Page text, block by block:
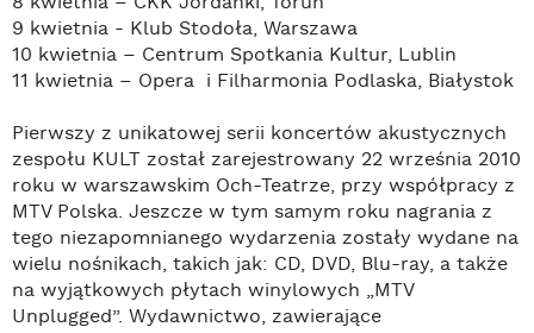
9 kwietnia - Klub Stodoła, Warszawa
10 kwietnia – Centrum Spotkania Kultur, Lublin
11 kwietnia – Opera i Filharmonia Podlaska, Białystok
Pierwszy z unikatowej serii koncertów akustycznych
zespołu KULT został zarejestrowany 22 września 2010
roku w warszawskim Och-Teatrze, przy współpracy z
MTV Polska. Jeszcze w tym samym roku nagrania z
tego niezapomnianego wydarzenia zostały wydane na
wielu nośnikach, takich jak: CD, DVD, Blu-ray, a także
na wyjątkowych płytach winylowych „MTV
Unplugged”. Wydawnictwo, zawierające